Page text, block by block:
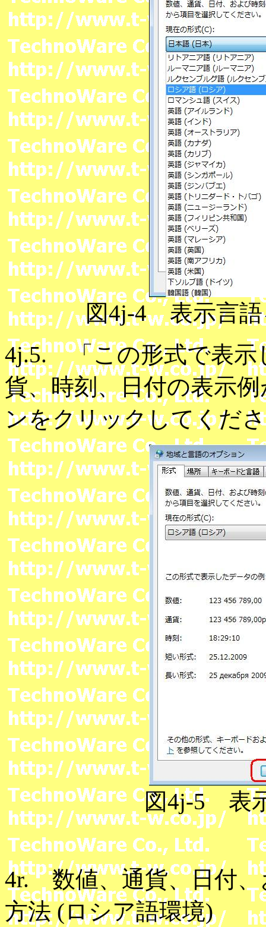
図4j-4 表示言語
4j.5. 「この形式で表示
貨、時刻、日付の表示
ンをクリックしてくだ
図4j-5 表
4r. 数値、通貨、日付、
方法 (ロシア語環境)